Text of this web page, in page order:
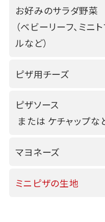
お好みのサラダ野菜
（ベビーリーフ、ミニ
ルなど）
ピザ用チーズ
ピザソース
または ケチャップな
マヨネーズ
ミニピザの生地